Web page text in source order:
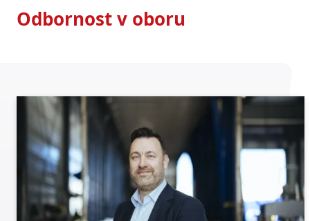
Odbornost v oboru